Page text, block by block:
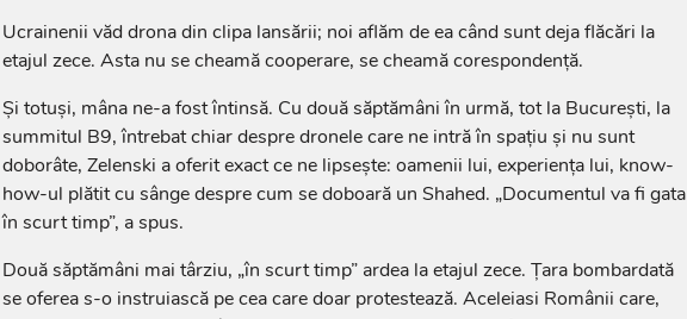
Ucrainenii văd drona din clipa lansării; noi aflăm de ea când sunt deja flăcări la
etajul zece. Asta nu se cheamă cooperare, se cheamă corespondență.
Și totuși, mâna ne-a fost întinsă. Cu două săptămâni în urmă, tot la București, la
summitul B9, întrebat chiar despre dronele care ne intră în spațiu și nu sunt
doborâte, Zelenski a oferit exact ce ne lipsește: oamenii lui, experiența lui, know-
how-ul plătit cu sânge despre cum se doboară un Shahed. „Documentul va fi gata
în scurt timp”, a spus.
Două săptămâni mai târziu, „în scurt timp” ardea la etajul zece. Țara bombardată
se oferea s-o instruiască pe cea care doar protestează. Aceleiasi Românii care,